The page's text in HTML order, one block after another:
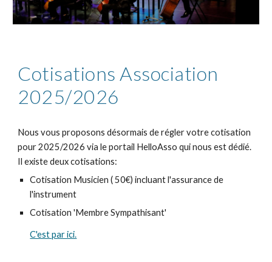
Cotisations Association
2025/2026
Nous vous proposons désormais de régler votre cotisation
pour 2025/2026 via le portail HelloAsso qui nous est dédié.
Il existe deux cotisations:
Cotisation Musicien ( 50€) incluant l'assurance de
l'instrument
Cotisation 'Membre Sympathisant'
C'est par ici.